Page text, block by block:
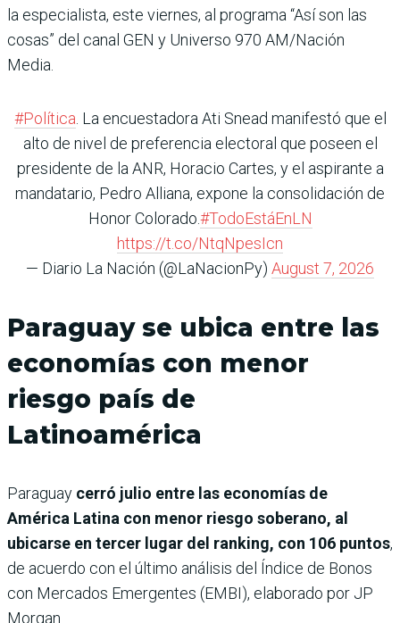
la especialista, este viernes, al programa “Así son las
cosas” del canal GEN y Universo 970 AM/Nación
Media.
#Política . La encuestadora Ati Snead manifestó que el
alto de nivel de preferencia electoral que poseen el
presidente de la ANR, Horacio Cartes, y el aspirante a
mandatario, Pedro Alliana, expone la consolidación de
Honor Colorado.#TodoEstáEnLN
https://t.co/NtqNpesIcn
— Diario La Nación (@LaNacionPy) August 7, 2026
Paraguay se ubica entre las
economías con menor
riesgo país de
Latinoamérica
Paraguay cerró julio entre las economías de
América Latina con menor riesgo soberano, al
ubicarse en tercer lugar del ranking, con 106 puntos,
de acuerdo con el último análisis del Índice de Bonos
con Mercados Emergentes (EMBI), elaborado por JP
Morgan.